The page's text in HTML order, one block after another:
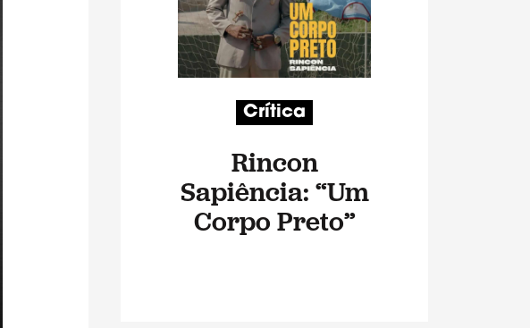
Crítica
Rincon
Sapiência: “Um
Corpo Preto”